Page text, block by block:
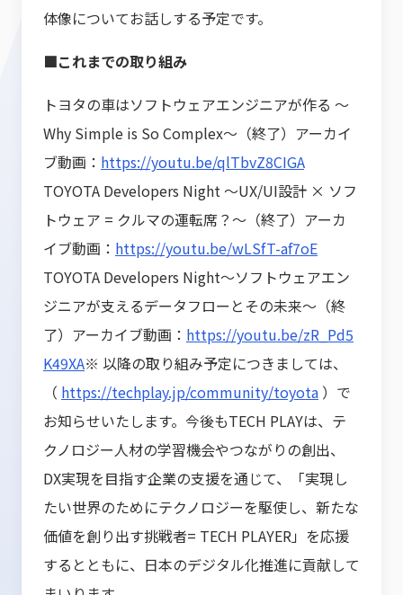
体像についてお話しする予定です。
■これまでの取り組み
トヨタの車はソフトウェアエンジニアが作る 〜
Why Simple is So Complex〜（終了）アーカイ
ブ動画： https://youtu.be/qlTbvZ8CIGA
TOYOTA Developers Night 〜UX/UI設計 × ソフ
トウェア = クルマの運転席？〜（終了）アーカ
イブ動画： https://youtu.be/wLSfT-af7oE
TOYOTA Developers Night〜ソフトウェアエン
ジニアが支えるデータフローとその未来〜（終
了）アーカイブ動画： https://youtu.be/zR_Pd5
K49XA※ 以降の取り組み予定につきましては、
（ https://techplay.jp/community/toyota ）で
お知らせいたします。今後もTECH PLAYは、テ
クノロジー人材の学習機会やつながりの創出、
DX実現を目指す企業の支援を通じて、「実現し
たい世界のためにテクノロジーを駆使し、新たな
価値を創り出す挑戦者= TECH PLAYER」を応援
するとともに、日本のデジタル化推進に貢献して